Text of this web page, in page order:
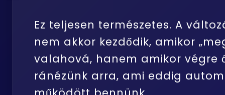
Ez teljesen természetes. A
nem akkor kezdődik, amikor
valahová, hanem amikor végre
ránézünk arra, ami eddig